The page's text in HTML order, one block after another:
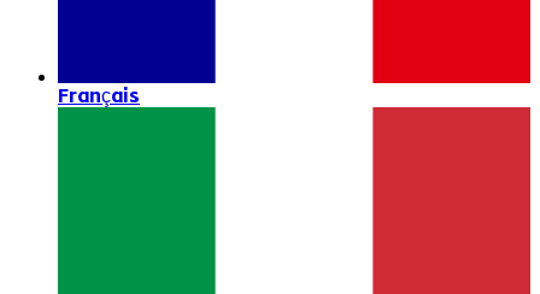
Français